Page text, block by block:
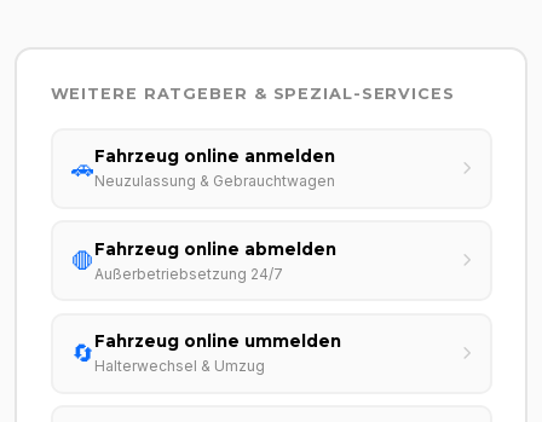
WEITERE RATGEBER & SPEZIAL-SERVICES
🚗Fahrzeug online anmelden
Neuzulassung & Gebrauchtwagen
🛑Fahrzeug online abmelden
Außerbetriebsetzung 24/7
🔄Fahrzeug online ummelden
Halterwechsel & Umzug